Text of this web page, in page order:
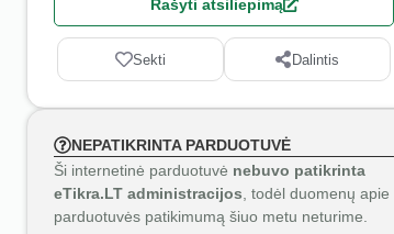
Rašyti atsiliepimą
Sekti Dalintis
NEPATIKRINTA PARDUOTUVĖ
Ši internetinė parduotuvė nebuvo patikrinta
eTikra.LT administracijos , todėl duomenų apie
parduotuvės patikimumą šiuo metu neturime.